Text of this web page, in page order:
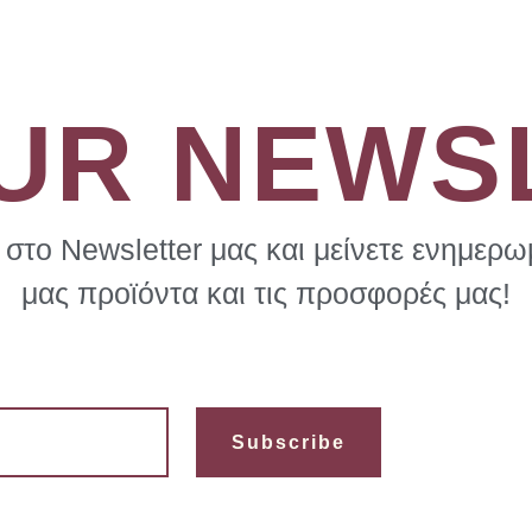
Newsletter μας και μείνετε
μας προϊόντα και τις προσφορές μας!
Subscribe